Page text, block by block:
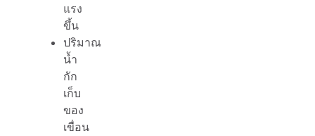
แรง
ขึ้น
ปริมาณ
น้ำ
กัก
เก็บ
ของ
เขื่อน